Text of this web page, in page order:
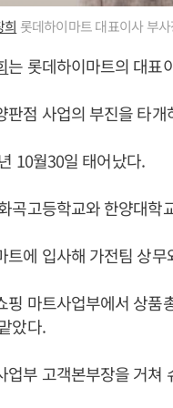
희 롯데하이마트 대표이사 부사
는 롯데하이마트의 대표
판점 사업의 부진을 타
10월30일 태어났다.
곡고등학교와 한양대학
트에 입사해 가전팀 상
핑 마트사업부에서 상품
았다.
업부 고객본부장을 거쳐